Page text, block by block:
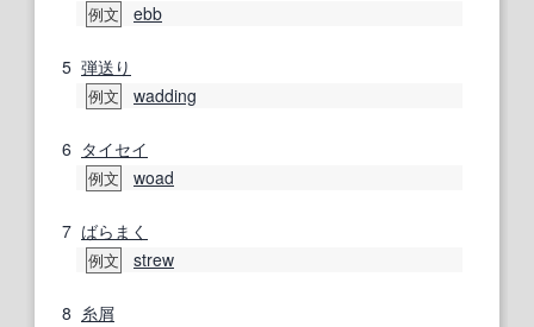
例文 ebb
5 弾送り
例文 wadding
6 タイセイ
例文 woad
7 ばらまく
例文 strew
8 糸屑